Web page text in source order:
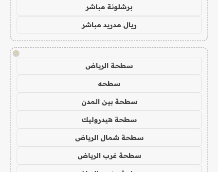
برشلونة مباشر
ريال مدريد مباشر
!
سطحة الرياض
سطحه
سطحة بين المدن
سطحة هيدروليك
سطحة شمال الرياض
سطحة غرب الرياض